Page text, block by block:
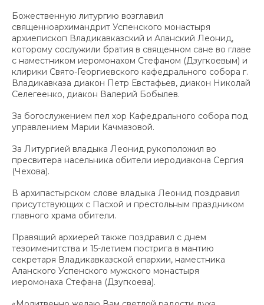
Божественную литургию возглавил
священноархимандрит Успенского монастыря
архиепископ Владикавказский и Аланский Леонид,
которому сослужили братия в священном сане во главе
с наместником иеромонахом Стефаном (Дзугкоевым) и
клирики Свято-Георгиевского кафедрального собора г.
Владикавказа диакон Петр Евстафьев, диакон Николай
Селегеенко, диакон Валерий Бобылев.
За богослужением пел хор Кафедрального собора под
управлением Марии Качмазовой.
За Литургией владыка Леонид рукоположил во
пресвитера насельника обители иеродиакона Сергия
(Чехова).
В архипастырском слове владыка Леонид поздравил
присутствующих с Пасхой и престольным праздником
главного храма обители.
Правящий архиерей также поздравил с днем
тезоименитства и 15-летием пострига в мантию
секретаря Владикавказской епархии, наместника
Аланского Успенского мужского монастыря
иеромонаха Стефана (Дзугкоева).